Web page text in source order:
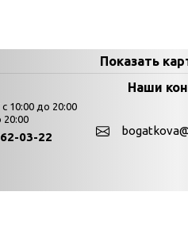
Показать
Наши
10:00 до 20:00
20:00
03-22